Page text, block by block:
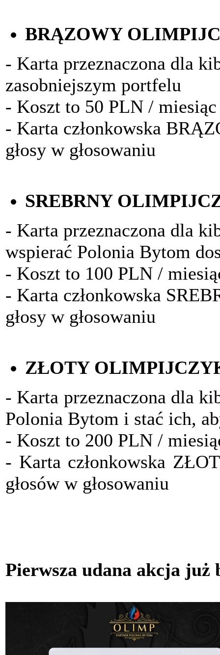
BRĄZOWY
- Karta przeznaczona dla
zasobniejszym portfelu
- Koszt to 50 PLN / miesiąc
- Karta członkowska
głosy w głosowaniu
SREBRNY
- Karta przeznaczona dla
wspierać Polonia Bytom
- Koszt to 100 PLN /
- Karta członkowska
głosy w głosowaniu
ZŁOTY
- Karta przeznaczona dla
Polonia Bytom i stać ich,
- Koszt to 200 PLN /
- Karta członkowska
głosów w głosowaniu
Pierwsza udana akcja już